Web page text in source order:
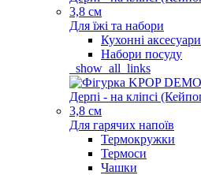
Для їжі та набори
Кухонні аксесуари
Набори посуду
_show_all_links
Для гарячих напоїв
Термокружки
Термоси
Чашки